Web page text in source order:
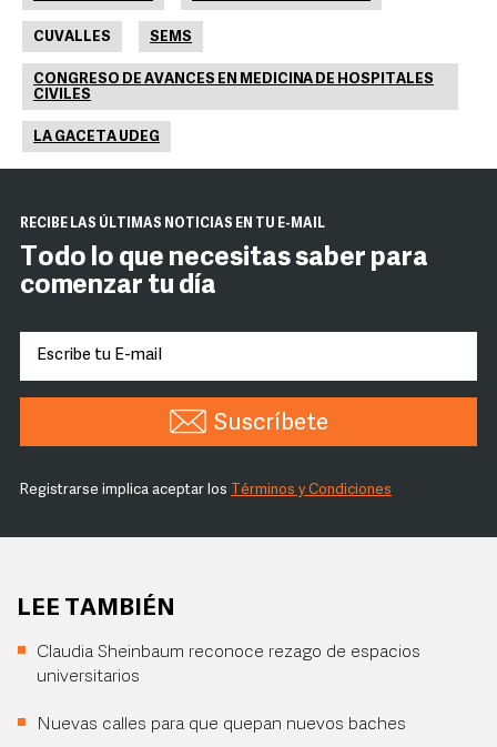
CUVALLES SEMS
CONGRESO DE AVANCES EN MEDICINA DE HOSPITALES
CIVILES
LA GACETA UDEG
RECIBE LAS ÚLTIMAS NOTICIAS EN TU E-MAIL
Todo lo que necesitas saber para
comenzar tu día
Suscríbete
Registrarse implica aceptar los Términos y Condiciones
LEE TAMBIÉN
Claudia Sheinbaum reconoce rezago de espacios
universitarios
Nuevas calles para que quepan nuevos baches